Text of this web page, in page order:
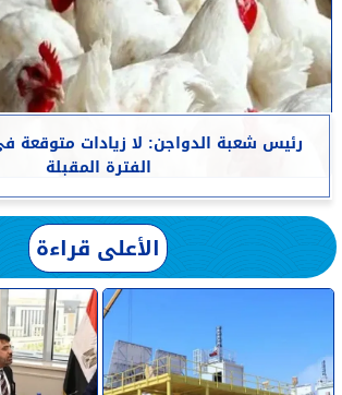
رئيس شعبة الدواجن: لا زيادات متوقعة
الفترة المقبلة
الأعلى قراءة